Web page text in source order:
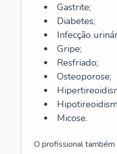
Gastrite;
Diabetes;
Infecção
Gripe;
Resfriado;
Osteoporose;
Micose.
O profissional